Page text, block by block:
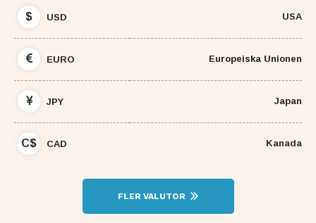
$ USD USA
EURO Europeiska Unionen
JPY Japan
C$ CAD Kanada
FLER VALUTOR